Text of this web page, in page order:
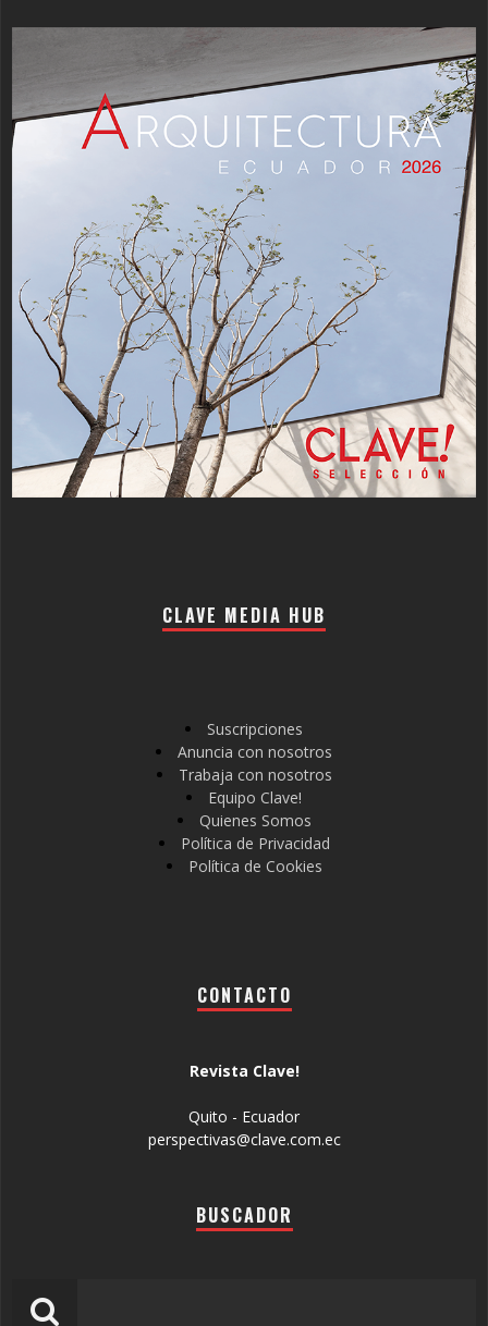
CLAVE MEDIA HUB
Suscripciones
Anuncia con nosotros
Trabaja con nosotros
Equipo Clave!
Quienes Somos
Política de Privacidad
Política de Cookies
CONTACTO
Revista Clave!
Quito - Ecuador
perspectivas@clave.com.ec
BUSCADOR